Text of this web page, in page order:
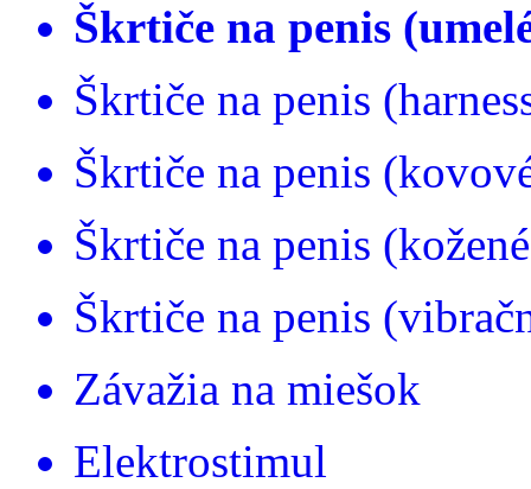
Škrtiče na penis
Škrtiče na penis
Škrtiče na penis
Škrtiče na penis
Škrtiče na penis
Závažia na miešok
Elektrostimul